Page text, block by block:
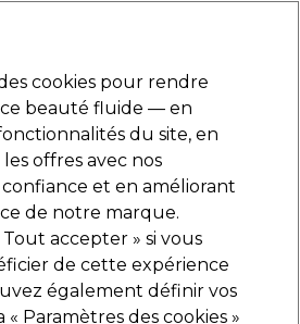
Se connecter
Coiffure Electro et Matériel
et délais
lire la suite
Ciseaux de coiffure
de coiffure
cookies pour rendre
beauté fluide — en
du site, en
offres avec nos
et en améliorant
de notre marque.
accepter » si vous
de cette expérience
également définir vos
« Paramètres des cookies »